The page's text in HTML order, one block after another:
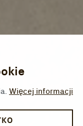
Więcej informacji